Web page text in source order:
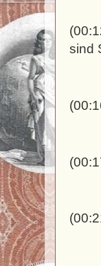
sind